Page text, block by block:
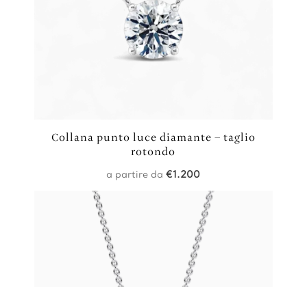
Collana punto luce diamante – taglio
rotondo
a partire da€1.200